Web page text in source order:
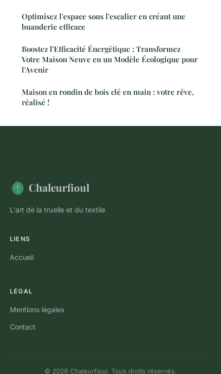
Optimisez l'espace sous l'escalier en créant une
buanderie efficace
Boostez l'Efficacité Énergétique : Transformez
Votre Maison Neuve en un Modèle Écologique pour
l'Avenir
Maison en rondin de bois clé en main : votre rêve,
réalisé !
Chaleurfioul
L'art de la truelle et du textile
LIENS
Accueil
LÉGAL
Mentions légales
Contact
© 2026 Chaleurfioul. Tous droits réservés.